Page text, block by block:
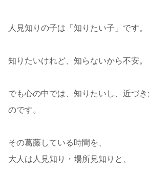
人見知りの子は「知りたい子」です。
知りたいけれど、知らないから不安。
でも心の中では、知りたいし、近づ
のです。
その葛藤している時間を、
大人は人見知り・場所見知りと、